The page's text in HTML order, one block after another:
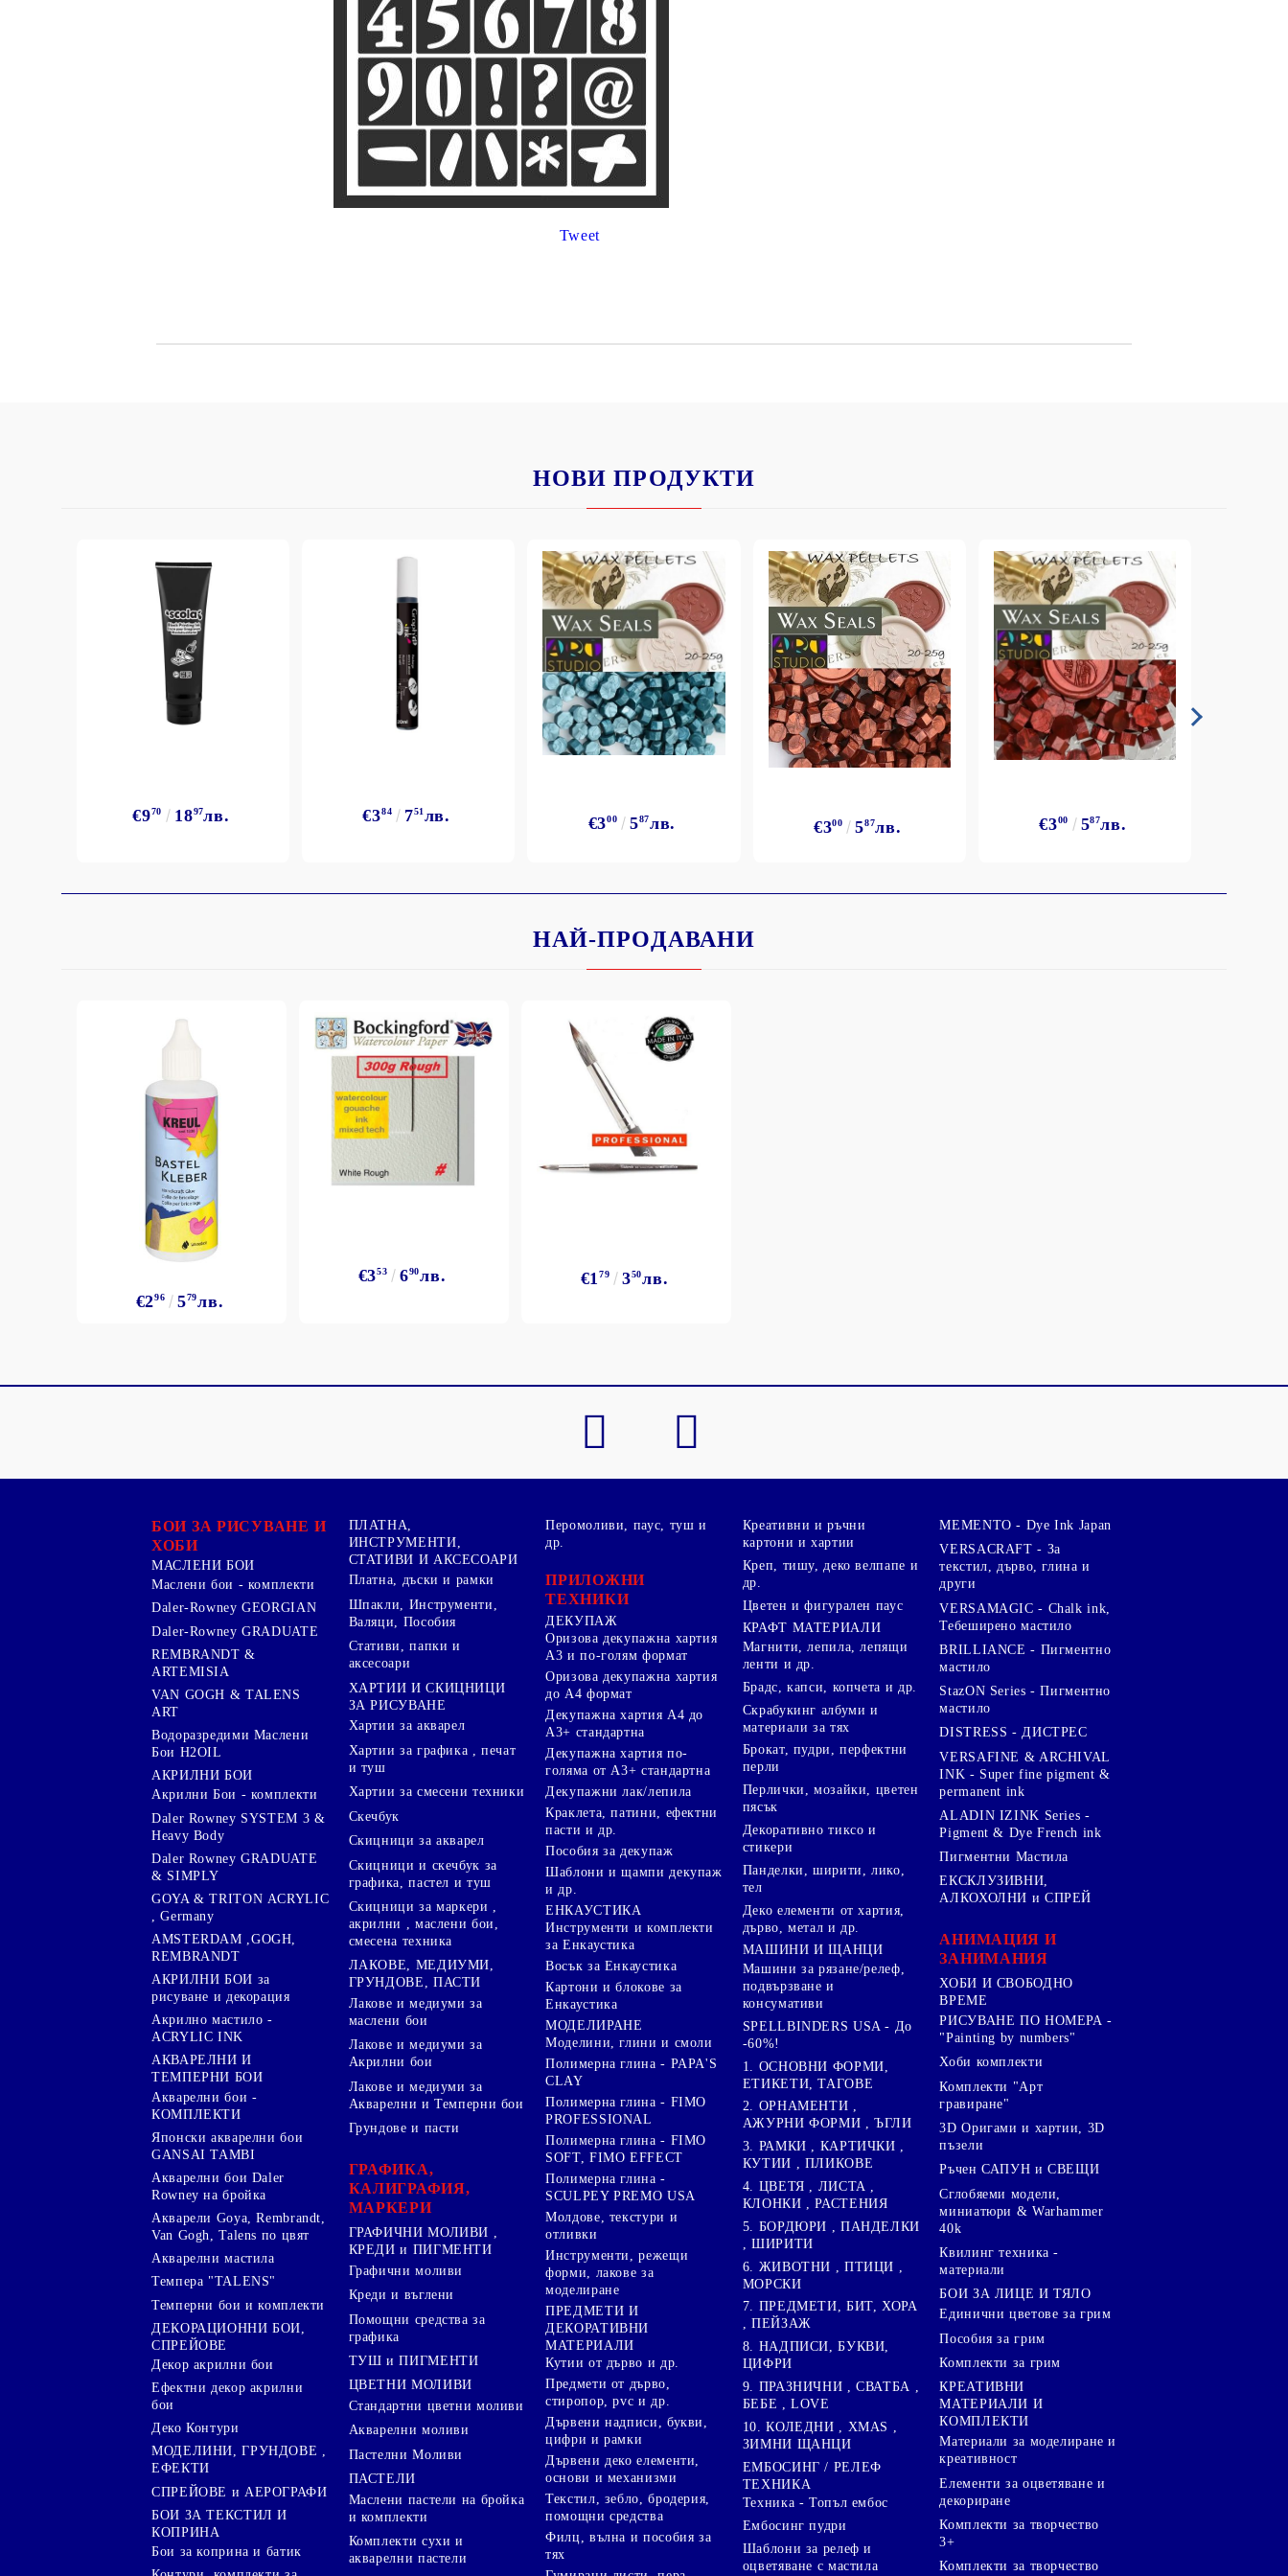
Моят профил
Регистрация
Гумирани листи, пера, шринк пластмаса и др.
Пигментни Мастила
ЕКСКЛУЗИВНИ, АЛКОХОЛНИ и
ДЕКОРАТИВНИ И ПЕЧАТИ ЗА
ВОСЪК
Tweet
НОВИ ПРОДУКТИ
€970 1897лв. €384 751лв. €300 587лв. €300 587лв. €300 587лв.
НАЙ-ПРОДАВАНИ
€296 579лв.
€353 690лв. €179 350лв.
БОИ ЗА РИСУВАНЕ И
ХОБИ
МАСЛЕНИ БОИ
Маслени бои - комплекти
Daler-Rowney GEORGIAN
Daler-Rowney GRADUATE
REMBRANDT &
ARTEMISIA
VAN GOGH & TALENS
ART
Водоразредими Маслени
Бои H2OIL
АКРИЛНИ БОИ
Акрилни Бои - комплекти
Daler Rowney SYSTEM 3 &
Heavy Body
Daler Rowney GRADUATE
& SIMPLY
GOYA & TRITON АCRYLIC
, Germany
AMSTERDAM ,GOGH,
REMBRANDT
АКРИЛНИ БОИ за
рисуване и декорация
Акрилно мастило -
ACRYLIC INK
АКВАРЕЛНИ И
ТЕМПЕРНИ БОИ
Акварелни бои -
КОМПЛЕКТИ
Японски акварелни бои
GANSAI TAMBI
Акварелни бои Daler
Rowney на бройка
Акварели Goya, Rembrandt,
Van Gogh, Talens по цвят
Акварелни мастила
Темпера "TALENS"
Темперни бои и комплекти
ДЕКОРАЦИОННИ БОИ,
СПРЕЙОВЕ
Декор акрилни бои
Ефектни декор акрилни
бои
Деко Контури
МОДЕЛИНИ, ГРУНДОВЕ ,
ЕФЕКТИ
СПРЕЙОВЕ и АЕРОГРАФИ
БОИ ЗА ТЕКСТИЛ И
КОПРИНА
Бои за коприна и батик
ПЛАТНА,
ИНСТРУМЕНТИ,
СТАТИВИ И АКСЕСОАРИ
Платна, дъски и рамки
Шпакли, Инструменти,
Валяци, Пособия
Стативи, папки и
аксесоари
ХАРТИИ И СКИЦНИЦИ
ЗА РИСУВАНЕ
Хартии за акварел
Хартии за графика , печат
и туш
Хартии за смесени техники
Скечбук
Скицници за акварел
Скицници и скечбук за
графика, пастел и туш
Скицници за маркери ,
акрилни , маслени бои,
смесена техника
ЛАКОВЕ, МЕДИУМИ,
ГРУНДОВЕ, ПАСТИ
Лакове и медиуми за
маслени бои
Лакове и медиуми за
Акрилни бои
Лакове и медиуми за
Акварелни и Темперни бои
Грундове и пасти
ГРАФИКА,
КАЛИГРАФИЯ,
МАРКЕРИ
ГРАФИЧНИ МОЛИВИ ,
КРЕДИ и ПИГМЕНТИ
Графични моливи
Креди и въглени
Помощни средства за
графика
ТУШ и ПИГМЕНТИ
ЦВЕТНИ МОЛИВИ
Стандартни цветни моливи
Акварелни моливи
Пастелни Моливи
ПАСТЕЛИ
Маслени пастели на бройка
и комплекти
Комплекти сухи и
акварелни пастели
Перомоливи, паус, туш и
др.
ПРИЛОЖНИ
ТЕХНИКИ
ДЕКУПАЖ
Оризова декупажна хартия
А3 и по-голям формат
Оризова декупажна хартия
до А4 формат
Декупажна хартия А4 до
А3+ стандартна
Декупажна хартия по-
голяма от А3+ стандартна
Декупажни лак/лепила
Краклета, патини, ефектни
пасти и др.
Пособия за декупаж
Шаблони и щампи декупаж
и др.
ЕНКАУСТИКА
Инструменти и комплекти
за Енкаустика
Восък за Енкаустика
Картони и блокове за
Енкаустика
МОДЕЛИРАНЕ
Моделини, глини и смоли
Полимерна глина - PAPA'S
CLAY
Полимерна глина - FIMO
PROFESSIONAL
Полимерна глина - FIMO
SOFT, FIMO EFFECT
Полимерна глина -
SCULPEY PREMO USA
Молдове, текстури и
отливки
Инструменти, режещи
форми, лакове за
моделиране
ПРЕДМЕТИ И
ДЕКОРАТИВНИ
МАТЕРИАЛИ
Кутии от дърво и др.
Предмети от дърво,
стиропор, pvc и др.
Дървени надписи, букви,
цифри и рамки
Дървени деко елементи,
основи и механизми
Текстил, зебло, бродерия,
помощни средства
Филц, вълна и пособия за
тях
Креативни и ръчни
картони и хартии
Креп, тишу, деко велпапе и
др.
Цветен и фигурален паус
КРАФТ МАТЕРИАЛИ
Магнити, лепила, лепящи
ленти и др.
Брадс, капси, копчета и др.
Скрабукинг албуми и
материали за тях
Брокат, пудри, перфектни
перли
Перлички, мозайки, цветен
пясък
Декоративно тиксо и
стикери
Панделки, ширити, лико,
тел
Деко елементи от хартия,
дърво, метал и др.
МАШИНИ И ЩАНЦИ
Машини за рязане/релеф,
подвързване и
консумативи
SPELLBINDERS USA - До
-60%!
1. ОСНОВНИ ФОРМИ,
ЕТИКЕТИ, ТАГОВЕ
2. ОРНАМЕНТИ ,
АЖУРНИ ФОРМИ , ЪГЛИ
3. РАМКИ , КАРТИЧКИ ,
КУТИИ , ПЛИКОВЕ
4. ЦВЕТЯ , ЛИСТА ,
КЛОНКИ , РАСТЕНИЯ
5. БОРДЮРИ , ПАНДЕЛКИ
, ШИРИТИ
6. ЖИВОТНИ , ПТИЦИ ,
МОРСКИ
7. ПРЕДМЕТИ, БИТ, ХОРА
, ПЕЙЗАЖ
8. НАДПИСИ, БУКВИ,
ЦИФРИ
9. ПРАЗНИЧНИ , СВАТБА ,
БЕБЕ , LOVE
10. КОЛЕДНИ , XMAS ,
ЗИМНИ ЩАНЦИ
ЕМБОСИНГ / РЕЛЕФ
ТЕХНИКА
Техника - Топъл ембос
Ембосинг пудри
Шаблони за релеф и
оцветяване с мастила
MEMENTO - Dye Ink Japan
VERSACRAFT - За
текстил, дърво, глина и
други
VERSAMAGIC - Chalk ink,
Тебеширено мастило
BRILLIANCE - Пигментно
мастило
StazON Series - Пигментно
мастило
DISTRESS - ДИСТРЕС
VERSAFINE & ARCHIVAL
INK - Super fine pigment &
permanent ink
ALADIN IZINK Series -
Pigment & Dye French ink
Пигментни Мастила
ЕКСКЛУЗИВНИ,
АЛКОХОЛНИ и СПРЕЙ
АНИМАЦИЯ И
ЗАНИМАНИЯ
ХОБИ И СВОБОДНО
ВРЕМЕ
РИСУВАНЕ ПО НОМЕРА -
"Painting by numbers"
Хоби комплекти
Комплекти "Арт
гравиране"
3D Оригами и хартии, 3D
пъзели
Ръчен САПУН и СВЕЩИ
Сглобяеми модели,
миниатюри & Warhammer
40k
Квилинг техника -
материали
БОИ ЗА ЛИЦЕ И ТЯЛО
Единични цветове за грим
Пособия за грим
Комплекти за грим
КРЕАТИВНИ
МАТЕРИАЛИ И
КОМПЛЕКТИ
Mатериали за моделиране и
креативност
Елементи за оцветяване и
декориране
Комплекти за творчество
3+
Комплекти за творчество